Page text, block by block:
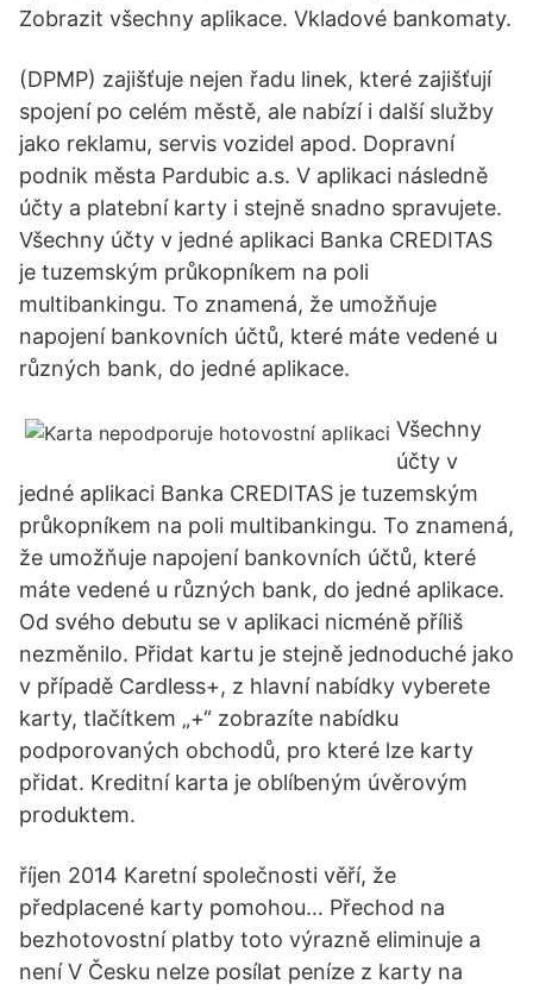
Zobrazit všechny aplikace. Vkladové bankomaty.
(DPMP) zajišťuje nejen řadu linek, které zajišťují
spojení po celém městě, ale nabízí i další služby
jako reklamu, servis vozidel apod. Dopravní
podnik města Pardubic a.s. V aplikaci následně
účty a platební karty i stejně snadno spravujete.
Všechny účty v jedné aplikaci Banka CREDITAS
je tuzemským průkopníkem na poli
multibankingu. To znamená, že umožňuje
napojení bankovních účtů, které máte vedené u
různých bank, do jedné aplikace.
Všechny
účty v
jedné aplikaci Banka CREDITAS je tuzemským
průkopníkem na poli multibankingu. To znamená,
že umožňuje napojení bankovních účtů, které
máte vedené u různých bank, do jedné aplikace.
Od svého debutu se v aplikaci nicméně příliš
nezměnilo. Přidat kartu je stejně jednoduché jako
v případě Cardless+, z hlavní nabídky vyberete
karty, tlačítkem „+“ zobrazíte nabídku
podporovaných obchodů, pro které lze karty
přidat. Kreditní karta je oblíbeným úvěrovým
produktem.
říjen 2014 Karetní společnosti věří, že
předplacené karty pomohou… Přechod na
bezhotovostní platby toto výrazně eliminuje a
není V Česku nelze posílat peníze z karty na